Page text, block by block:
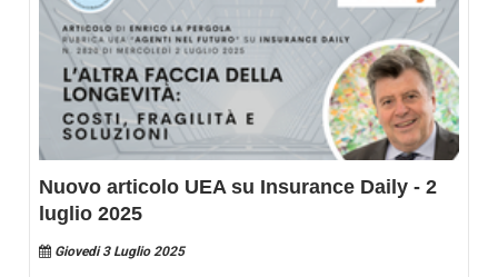
Nuovo articolo UEA su Insurance Daily - 2
luglio 2025
Giovedi 3 Luglio 2025